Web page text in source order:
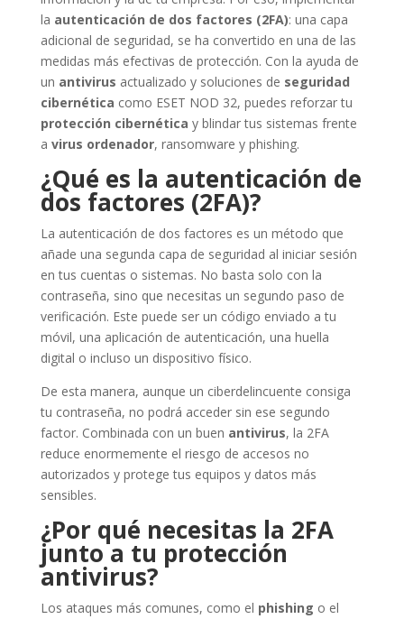
la autenticación de dos factores (2FA): una capa
adicional de seguridad, se ha convertido en una de las
medidas más efectivas de protección. Con la ayuda de
un antivirus actualizado y soluciones de seguridad
cibernética como ESET NOD 32, puedes reforzar tu
protección cibernética y blindar tus sistemas frente
a virus ordenador, ransomware y phishing.
¿Qué es la autenticación de
dos factores (2FA)?
La autenticación de dos factores es un método que
añade una segunda capa de seguridad al iniciar sesión
en tus cuentas o sistemas. No basta solo con la
contraseña, sino que necesitas un segundo paso de
verificación. Este puede ser un código enviado a tu
móvil, una aplicación de autenticación, una huella
digital o incluso un dispositivo físico.
De esta manera, aunque un ciberdelincuente consiga
tu contraseña, no podrá acceder sin ese segundo
factor. Combinada con un buen antivirus, la 2FA
reduce enormemente el riesgo de accesos no
autorizados y protege tus equipos y datos más
sensibles.
¿Por qué necesitas la 2FA
junto a tu protección
antivirus?
Los ataques más comunes, como el phishing o el